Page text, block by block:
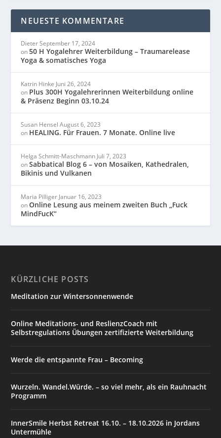
NEUESTE KOMMENTARE
Dieter September 17, 2024
on50 H Yogalehrer Weiterbildung – Traumarelease
Yoga & somatisches Yoga
Katrin Hinke Juni 26, 2024
on Plus 300H Yogalehrerinnen Weiterbildung online
& Präsenz Beginn 03.10.24
Susan Hensel August 6, 2023
on HEALING. Für Frauen. 7 Monate. Online live
Helga Schmitt-Maschmann Juli 7, 2023
onSabbatical Blog 6 – von Mosaiken, Kathedralen,
Bikinis und Vulkanen
Maria Pilliger Januar 16, 2023
onOnline Lesung aus meinem zweiten Buch „Fuck
MindFucK“
KÜRZLICHE POSTS
Meditation zur Wintersonnenwende
Online Meditations- und ReslienzCoach mit
Selbstregulations Übungen zertifizierte Weiterbildung
Werde die entspannte Frau – Becoming
Wurzeln. Wandel.Würde. – so viel mehr, als ein Rauhnacht
Programm
InnerSmile Herbst Retreat 16.10. – 18.10.2026 in Jordans
Untermühle